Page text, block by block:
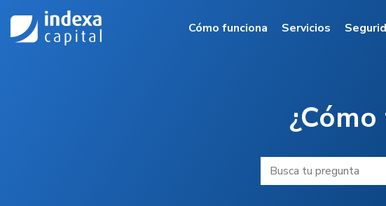
Cómo funciona
Servicios
Buscar